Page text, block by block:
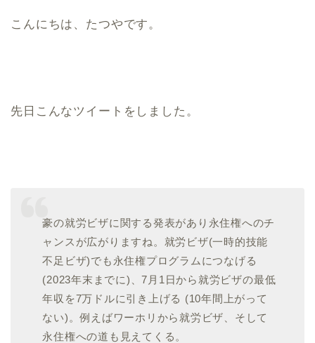
こんにちは、たつやです。
先日こんなツイートをしました。
豪の就労ビザに関する発表があり永住権へのチ
ャンスが広がりますね。就労ビザ(一時的技能
不足ビザ)でも永住権プログラムにつなげる
(2023年末までに)、7月1日から就労ビザの最低
年収を7万ドルに引き上げる (10年間上がって
ない)。例えばワーホリから就労ビザ、そして
永住権への道も見えてくる。